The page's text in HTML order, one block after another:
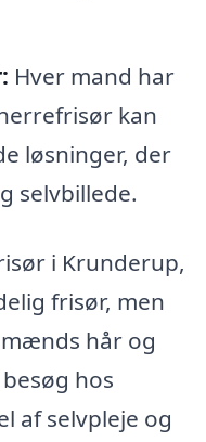
Hver mand har
kan
løsninger, der
selvbillede.
i Krunderup,
frisør, men
hår og
hos
af selvpleje og